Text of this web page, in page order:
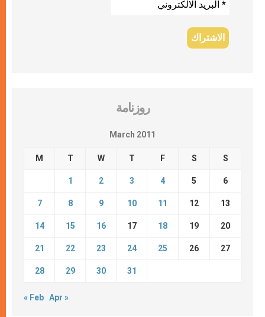
روزنامة
March 2011
M T W T F S S
1 2 3 4 5 6
7 8 9 10 11 12 13
14 15 16 17 18 19 20
21 22 23 24 25 26 27
28 29 30 31
« Feb Apr »